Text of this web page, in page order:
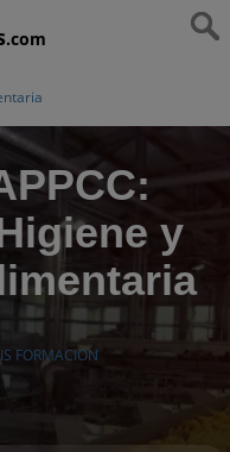
.com
y
FORMACION